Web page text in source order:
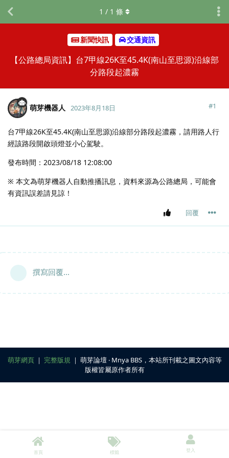
新聞快訊 交通資訊
【公路總局資訊】台7甲線26K至45.4K(南山至思源)沿線部
分路段起濃霧
1 / 1 條
萌芽機器人 2023年8月18日 #1
台7甲線26K至45.4K(南山至思源)沿線部分路段起濃霧，請用路人行
經該路段開啟頭燈並小心駕駛。
發布時間：2023/08/18 12:08:00
※ 本文為萌芽機器人自動推播訊息，資料來源為公路總局，可能會
有資訊誤差請見諒！
回覆
撰寫回覆...
萌芽網頁｜ 完整版規 ｜ 萌芽論壇 ‧ Mnya BBS，本站所刊載之圖文內容等
版權皆屬原作者所有
首頁 標籤 登入